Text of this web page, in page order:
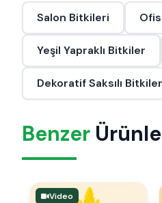
Salon Bitkileri
Yeşil Yapraklı Bitkiler
Dekoratif Saksılı Bitkiler
Benzer
Video